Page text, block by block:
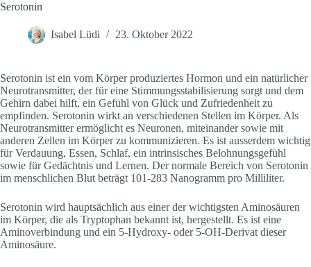
Serotonin
Isabel Lüdi 23. Oktober 2022
Serotonin ist ein vom Körper produziertes Hormon und ein natürlicher
Neurotransmitter, der für eine Stimmungsstabilisierung sorgt und dem
Gehirn dabei hilft, ein Gefühl von Glück und Zufriedenheit zu
empfinden. Serotonin wirkt an verschiedenen Stellen im Körper. Als
Neurotransmitter ermöglicht es Neuronen, miteinander sowie mit
anderen Zellen im Körper zu kommunizieren. Es ist ausserdem wichtig
für Verdauung, Essen, Schlaf, ein intrinsisches Belohnungsgefühl
sowie für Gedächtnis und Lernen. Der normale Bereich von Serotonin
im menschlichen Blut beträgt 101-283 Nanogramm pro Milliliter.
Serotonin wird hauptsächlich aus einer der wichtigsten Aminosäuren
im Körper, die als Tryptophan bekannt ist, hergestellt. Es ist eine
Aminoverbindung und ein 5-Hydroxy- oder 5-OH-Derivat dieser
Aminosäure.